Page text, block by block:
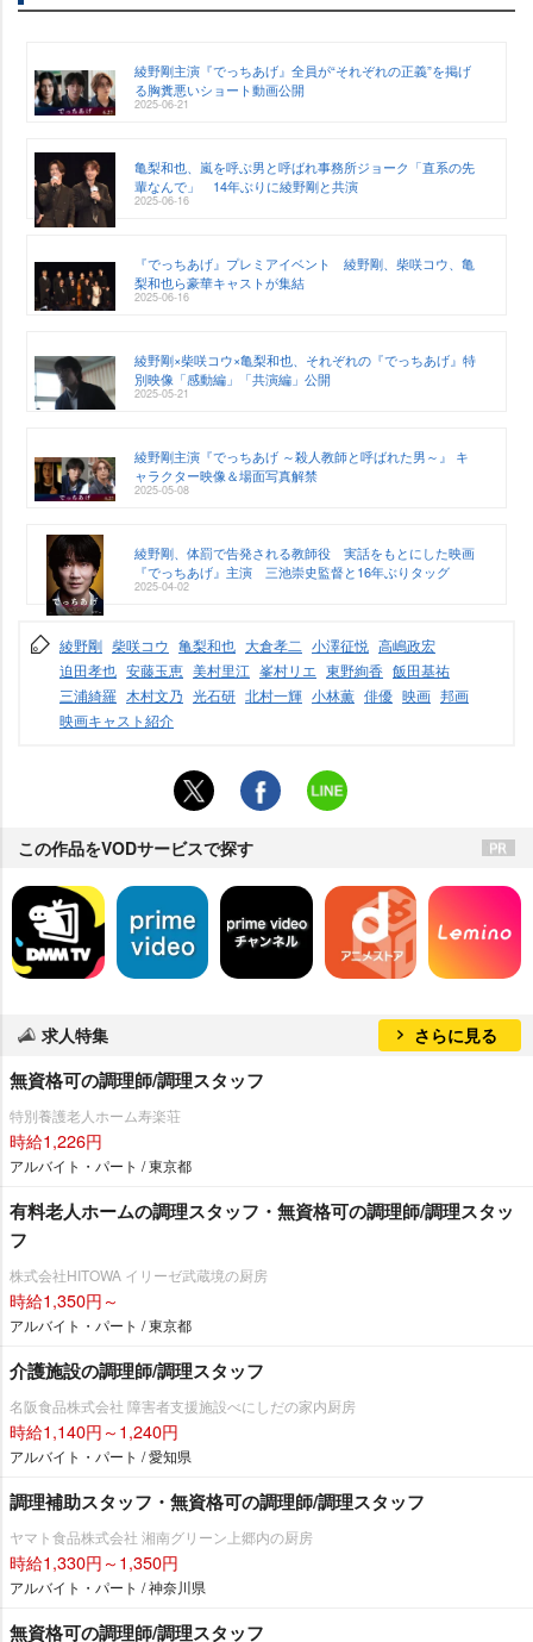
綾野剛主演『でっちあげ』全員が“それぞれの正義”を掲げ
る胸糞悪いショート動画公開
2025-06-21
亀梨和也、嵐を呼ぶ男と呼ばれ事務所ジョーク「直系の先
輩なんで」 14年ぶりに綾野剛と共演
2025-06-16
『でっちあげ』プレミアイベント 綾野剛、柴咲コウ、亀
梨和也ら豪華キャストが集結
2025-06-16
綾野剛×柴咲コウ×亀梨和也、それぞれの『でっちあげ』特
別映像「感動編」「共演編」公開
2025-05-21
綾野剛主演『でっちあげ ～殺人教師と呼ばれた男～』 キ
ャラクター映像＆場面写真解禁
2025-05-08
綾野剛、体罰で告発される教師役 実話をもとにした映画
『でっちあげ』主演 三池崇史監督と16年ぶりタッグ
2025-04-02
綾野剛 柴咲コウ 亀梨和也 大倉孝二 小澤征悦 高嶋政宏
迫田孝也 安藤玉恵 美村里江 峯村リエ 東野絢香 飯田基祐
三浦綺羅 木村文乃 光石研 北村一輝 小林薫 俳優 映画 邦画
映画キャスト紹介
この作品をVODサービスで探す
求人特集 さらに見る
無資格可の調理師/調理スタッフ
特別養護老人ホーム寿楽荘
時給1,226円
アルバイト・パート / 東京都
有料老人ホームの調理スタッフ・無資格可の調理師/調理スタッ
フ
株式会社HITOWA イリーゼ武蔵境の厨房
時給1,350円～
アルバイト・パート / 東京都
介護施設の調理師/調理スタッフ
名阪食品株式会社 障害者支援施設べにしだの家内厨房
時給1,140円～1,240円
アルバイト・パート / 愛知県
調理補助スタッフ・無資格可の調理師/調理スタッフ
ヤマト食品株式会社 湘南グリーン上郷内の厨房
時給1,330円～1,350円
アルバイト・パート / 神奈川県
無資格可の調理師/調理スタッフ